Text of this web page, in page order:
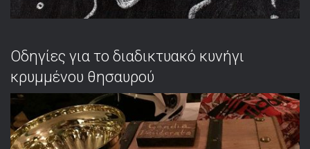
Οδηγίες για το διαδικτυακό κυνήγι
κρυμμένου θησαυρού